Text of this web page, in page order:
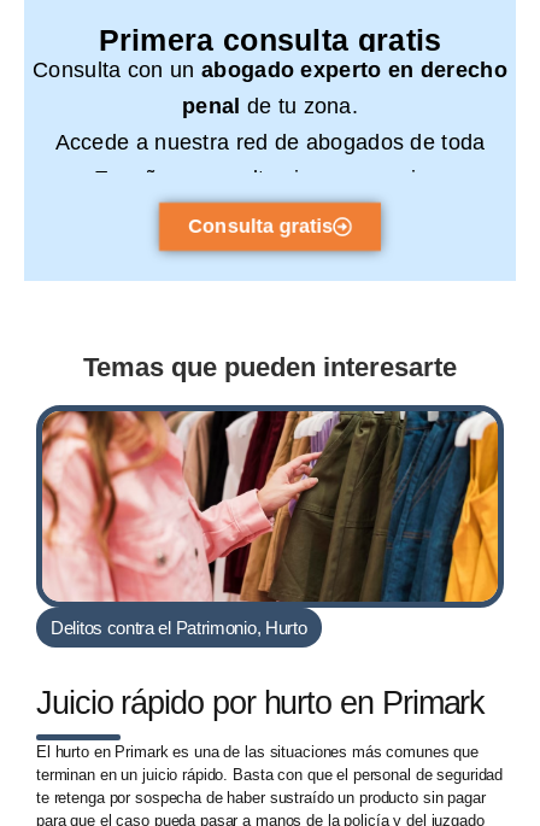
Primera consulta gratis
Consulta con un abogado experto en derecho
penal de tu zona.
Accede a nuestra red de abogados de toda
España y consulta sin compromiso.
Consulta gratis
Temas que pueden interesarte
Delitos contra el Patrimonio, Hurto
Juicio rápido por hurto en Primark
El hurto en Primark es una de las situaciones más comunes que
terminan en un juicio rápido. Basta con que el personal de seguridad
te retenga por sospecha de haber sustraído un producto sin pagar
para que el caso pueda pasar a manos de la policía y del juzgado